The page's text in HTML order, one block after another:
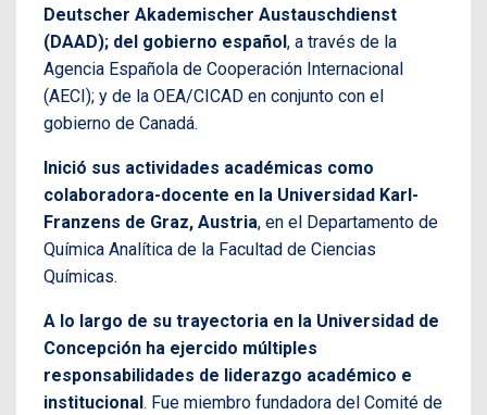
Deutscher Akademischer Austauschdienst
(DAAD); del gobierno español , a través de la
Agencia Española de Cooperación Internacional
(AECI); y de la OEA/CICAD en conjunto con el
gobierno de Canadá.
Inició sus actividades académicas como
colaboradora-docente en la Universidad Karl-
Franzens de Graz, Austria, en el Departamento de
Química Analítica de la Facultad de Ciencias
Químicas.
A lo largo de su trayectoria en la Universidad de
Concepción ha ejercido múltiples
responsabilidades de liderazgo académico e
institucional . Fue miembro fundadora del Comité de